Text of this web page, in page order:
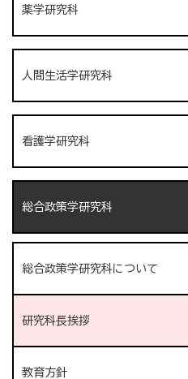
薬学研究科
人間生活学研究科
看護学研究科
総合政策学研究科
総合政策学研究科について
研究科長挨拶
教育方針